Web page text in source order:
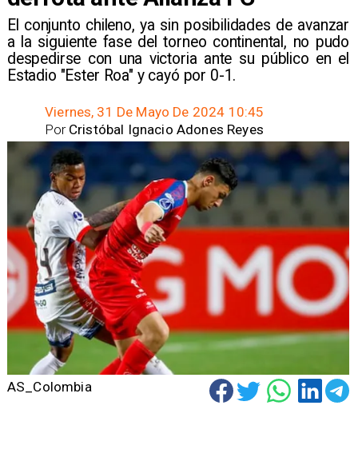
​El conjunto chileno, ya sin posibilidades de avanzar
a la siguiente fase del torneo continental, no pudo
despedirse con una victoria ante su público en el
Estadio "Ester Roa" y cayó por 0-1.
Viernes, 31 De Mayo De 2024 10:45
Cristóbal Ignacio Adones Reyes
Por
AS_Colombia